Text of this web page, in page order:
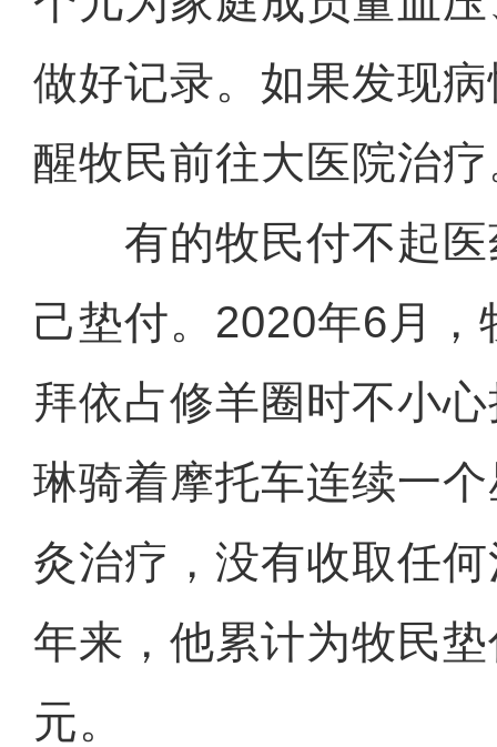
做好记录。如果发现
醒牧民前往大医院治
有的牧民付不起医
己垫付。2020年6月，
拜依占修羊圈时不小
琳骑着摩托车连续一
灸治疗，没有收取任
年来，他累计为牧民
元。